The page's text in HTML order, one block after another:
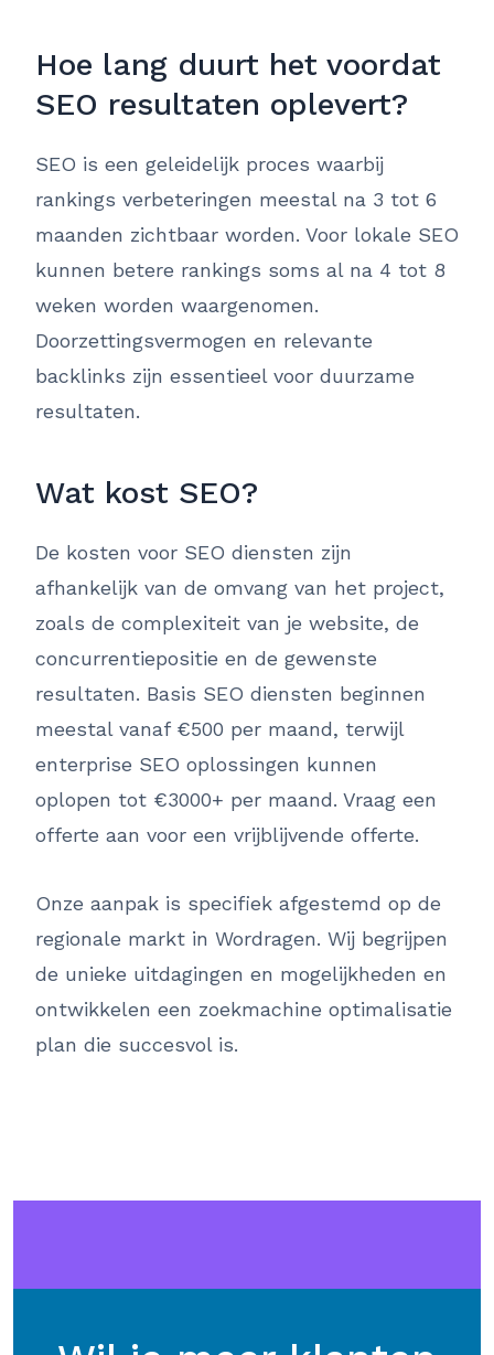
Hoe lang duurt het voordat
SEO resultaten oplevert?
SEO is een geleidelijk proces waarbij
rankings verbeteringen meestal na 3 tot 6
maanden zichtbaar worden. Voor lokale SEO
kunnen betere rankings soms al na 4 tot 8
weken worden waargenomen.
Doorzettingsvermogen en relevante
backlinks zijn essentieel voor duurzame
resultaten.
Wat kost SEO?
De kosten voor SEO diensten zijn
afhankelijk van de omvang van het project,
zoals de complexiteit van je website, de
concurrentiepositie en de gewenste
resultaten. Basis SEO diensten beginnen
meestal vanaf €500 per maand, terwijl
enterprise SEO oplossingen kunnen
oplopen tot €3000+ per maand. Vraag een
offerte aan voor een vrijblijvende offerte.
Onze aanpak is specifiek afgestemd op de
regionale markt in Wordragen. Wij begrijpen
de unieke uitdagingen en mogelijkheden en
ontwikkelen een zoekmachine optimalisatie
plan die succesvol is.